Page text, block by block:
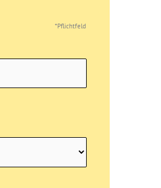
*Pflichtfeld